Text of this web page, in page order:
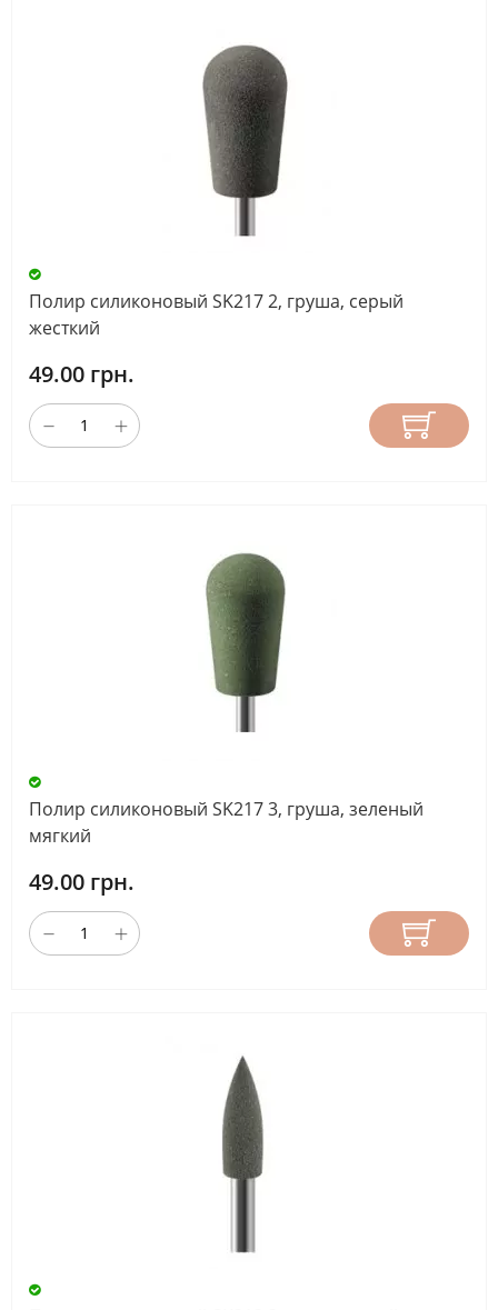
Полир силиконовый SK217 2, груша, серый
жесткий
49.00 грн.
Полир силиконовый SK217 3, груша, зеленый
мягкий
49.00 грн.